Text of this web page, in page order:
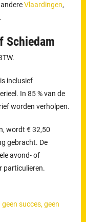
andereVlaardingen,
.
Schiedam
inclusief
In 85 % van de
worden verholpen.
wordt € 32,50
gebracht. De
avond- of
particulieren.
succes, geen